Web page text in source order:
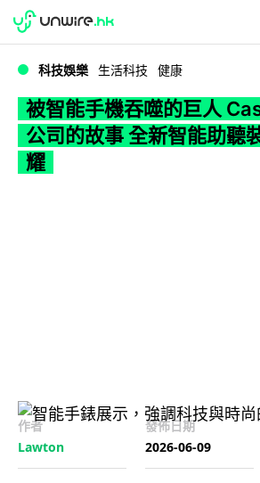
WWDC 2026
科技娛樂 生活科技 健康
被智能手機吞噬的巨人
公司的故事 全新智能助聽
耀
作者
Lawton
發佈日期
2026-06-09